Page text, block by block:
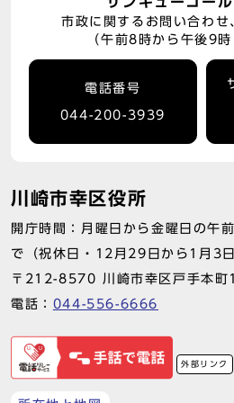
市政に関するお問い合わせ
（午前8時から午後9
電話番号
044-200-3939
川崎市幸区役所
開庁時間：月曜日から金曜日の午
で（祝休日・12月29日から1月3日
〒212-8570 川崎市幸区戸手本町
電話： 044-556-6666
外部リンク